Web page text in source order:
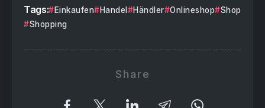
Tags: Einkaufen Handel Händler Onlineshop
Shop
Shopping
Share